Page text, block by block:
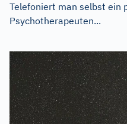
Telefoniert man selbst ein
Psychotherapeuten...